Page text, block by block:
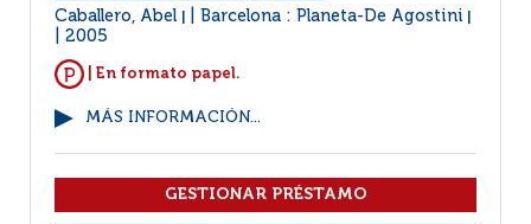
Caballero, Abel Barcelona : Planeta-De Agostini
2005
| En formato papel.
MÁS INFORMACIÓN...